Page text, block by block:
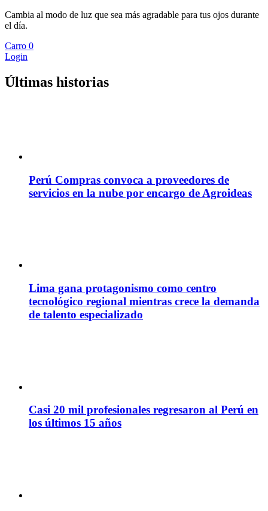
Cambia al modo de luz que sea más agradable para tus ojos durante
el día.
Carro 0
Login
Últimas historias
Perú Compras convoca a proveedores de
servicios en la nube por encargo de Agroideas
Lima gana protagonismo como centro
tecnológico regional mientras crece la demanda
de talento especializado
Casi 20 mil profesionales regresaron al Perú en
los últimos 15 años